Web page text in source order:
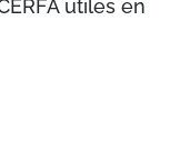
utiles en